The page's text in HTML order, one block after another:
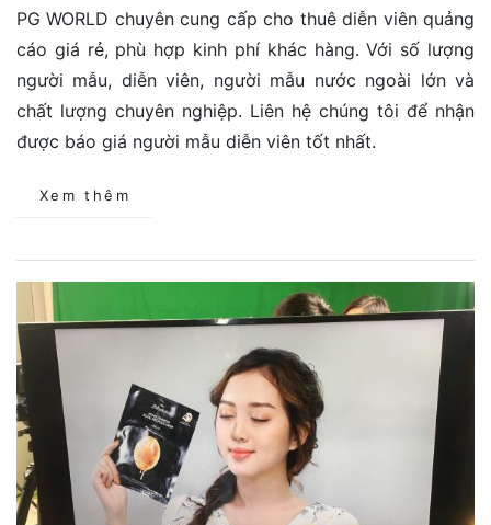
PG WORLD chuyên cung cấp cho thuê diễn viên quảng
cáo giá rẻ, phù hợp kinh phí khác hàng. Với số lượng
người mẫu, diễn viên, người mẫu nước ngoài lớn và
chất lượng chuyên nghiệp. Liên hệ chúng tôi để nhận
được báo giá người mẫu diễn viên tốt nhất.
Xem thêm